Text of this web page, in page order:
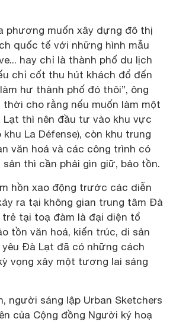
phương muốn xây dựng đô thị
quốc tế với những hình mẫu
hay chỉ là thành phố du lịch
chỉ cốt thu hút khách đổ đến
hư thành phố đó thôi”, ông
thời cho rằng nếu muốn làm một
thì nên đầu tư vào khu vực
La Défense), còn khu trung
văn hoá và các công trình có
thì cần phải gìn giữ, bảo tồn.
hồn xao động trước các diễn
ra tại không gian trung tâm Đà
tại toạ đàm là đại diện tổ
tồn văn hoá, kiến trúc, di sản
Đà Lạt đã có những cách
vọng xây một tương lai sáng
người sáng lập Urban Sketchers
của Cộng đồng Người ký hoạ